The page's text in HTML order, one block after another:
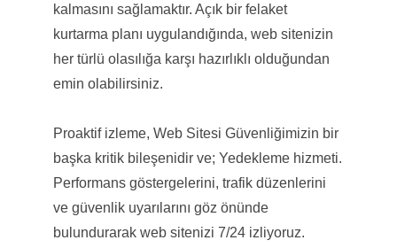
kalmasını sağlamaktır. Açık bir felaket
kurtarma planı uygulandığında, web sitenizin
her türlü olasılığa karşı hazırlıklı olduğundan
emin olabilirsiniz.
Proaktif izleme, Web Sitesi Güvenliğimizin bir
başka kritik bileşenidir ve; Yedekleme hizmeti.
Performans göstergelerini, trafik düzenlerini
ve güvenlik uyarılarını göz önünde
bulundurarak web sitenizi 7/24 izliyoruz.